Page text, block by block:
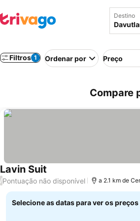
Destino
Filtros 1 Ordenar por Preço
Compare
Lavin Suit
/Pontuação não disponível a 2.1 km de
Selecione as datas para ver os preços